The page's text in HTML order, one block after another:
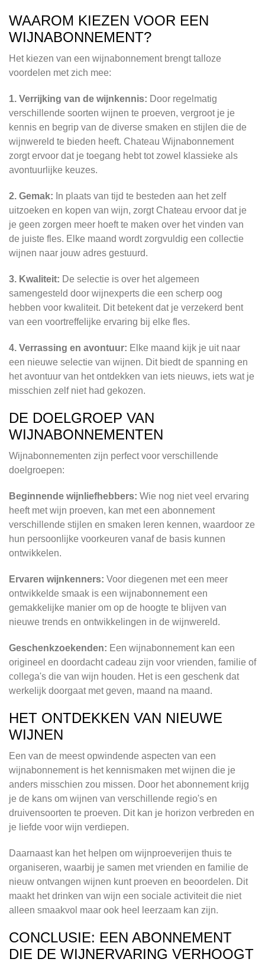
WAAROM KIEZEN VOOR EEN
WIJNABONNEMENT?
Het kiezen van een wijnabonnement brengt talloze
voordelen met zich mee:
1. Verrijking van de wijnkennis: Door regelmatig
verschillende soorten wijnen te proeven, vergroot je je
kennis en begrip van de diverse smaken en stijlen die de
wijnwereld te bieden heeft. Chateau Wijnabonnement
zorgt ervoor dat je toegang hebt tot zowel klassieke als
avontuurlijke keuzes.
2. Gemak: In plaats van tijd te besteden aan het zelf
uitzoeken en kopen van wijn, zorgt Chateau ervoor dat je
je geen zorgen meer hoeft te maken over het vinden van
de juiste fles. Elke maand wordt zorgvuldig een collectie
wijnen naar jouw adres gestuurd.
3. Kwaliteit: De selectie is over het algemeen
samengesteld door wijnexperts die een scherp oog
hebben voor kwaliteit. Dit betekent dat je verzekerd bent
van een voortreffelijke ervaring bij elke fles.
4. Verrassing en avontuur: Elke maand kijk je uit naar
een nieuwe selectie van wijnen. Dit biedt de spanning en
het avontuur van het ontdekken van iets nieuws, iets wat je
misschien zelf niet had gekozen.
DE DOELGROEP VAN
WIJNABONNEMENTEN
Wijnabonnementen zijn perfect voor verschillende
doelgroepen:
Beginnende wijnliefhebbers: Wie nog niet veel ervaring
heeft met wijn proeven, kan met een abonnement
verschillende stijlen en smaken leren kennen, waardoor ze
hun persoonlijke voorkeuren vanaf de basis kunnen
ontwikkelen.
Ervaren wijnkenners: Voor diegenen met een meer
ontwikkelde smaak is een wijnabonnement een
gemakkelijke manier om op de hoogte te blijven van
nieuwe trends en ontwikkelingen in de wijnwereld.
Geschenkzoekenden: Een wijnabonnement kan een
origineel en doordacht cadeau zijn voor vrienden, familie of
collega's die van wijn houden. Het is een geschenk dat
werkelijk doorgaat met geven, maand na maand.
HET ONTDEKKEN VAN NIEUWE
WIJNEN
Een van de meest opwindende aspecten van een
wijnabonnement is het kennismaken met wijnen die je
anders misschien zou missen. Door het abonnement krijg
je de kans om wijnen van verschillende regio's en
druivensoorten te proeven. Dit kan je horizon verbreden en
je liefde voor wijn verdiepen.
Daarnaast kan het helpen om wijnproeverijen thuis te
organiseren, waarbij je samen met vrienden en familie de
nieuw ontvangen wijnen kunt proeven en beoordelen. Dit
maakt het drinken van wijn een sociale activiteit die niet
alleen smaakvol maar ook heel leerzaam kan zijn.
CONCLUSIE: EEN ABONNEMENT
DIE DE WIJNERVARING VERHOOGT